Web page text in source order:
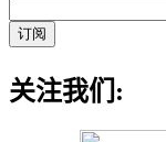
关注我们: